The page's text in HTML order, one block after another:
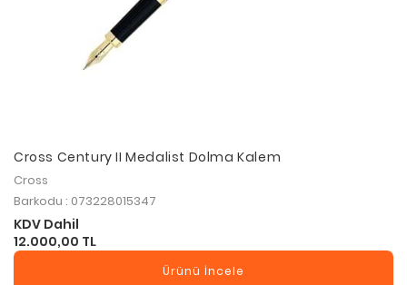
Cross Century II Medalist Dolma Kalem
Cross
Barkodu : 073228015347
KDV Dahil
12.000,00 TL
Ürünü İncele